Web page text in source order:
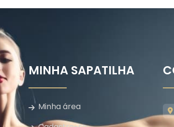
MINHA SAPATILHA
Minha área